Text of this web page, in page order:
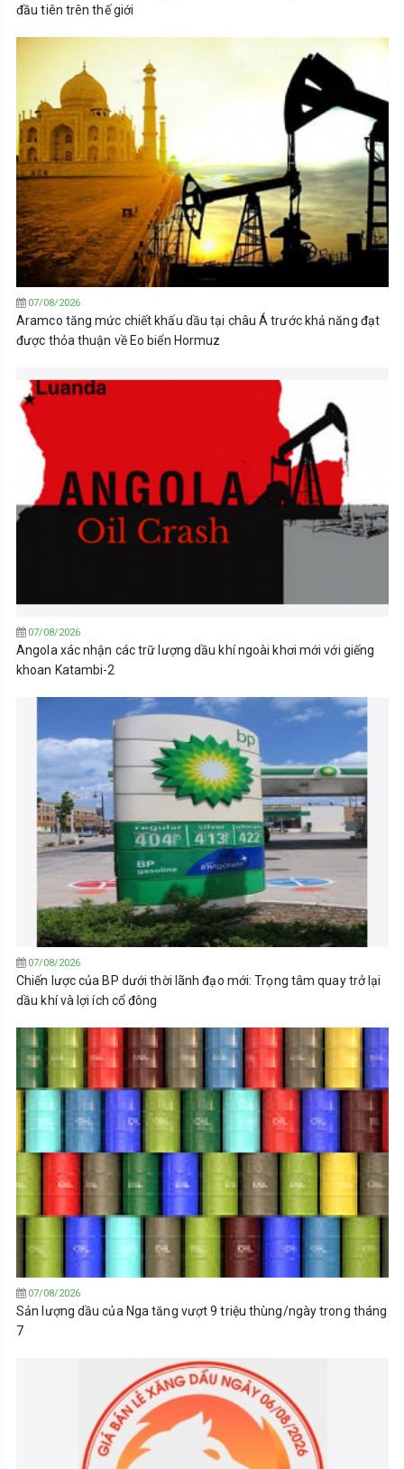
đầu tiên trên thế giới
07/08/2026
Aramco tăng mức chiết khấu dầu tại châu Á trước khả năng đạt
được thỏa thuận về Eo biển Hormuz
07/08/2026
Angola xác nhận các trữ lượng dầu khí ngoài khơi mới với giếng
khoan Katambi-2
07/08/2026
Chiến lược của BP dưới thời lãnh đạo mới: Trọng tâm quay trở lại
dầu khí và lợi ích cổ đông
07/08/2026
Sản lượng dầu của Nga tăng vượt 9 triệu thùng/ngày trong tháng
7